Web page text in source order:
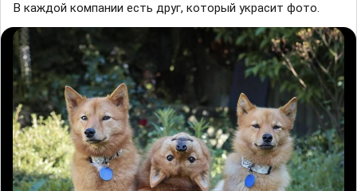
В каждой компании есть друг, который украсит фото.